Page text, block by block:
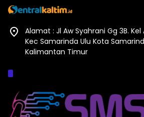
Alamat : Jl Aw Syahrani Gg 3B. Kel
Kec Samarinda Ulu Kota
Kalimantan Timur